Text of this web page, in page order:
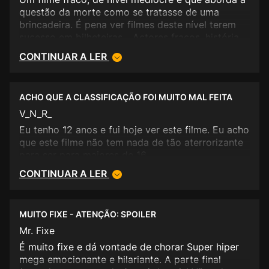
questão da morte como se tratasse de uma
brincadeira. É pena ver filmes deste nível terem
tempo!
CONTINUAR A LER
ACHO QUE A CLASSIFICAÇÃO FOI MUITO MAL FEITA
V_N_R_
Eu tenho 12 anos e fui hoje ver este filme. Eu acho
que este filme não tem nada de tão aterrorizante
CONTINUAR A LER
MUITO FIXE - ATENÇÃO: SPOILER
Mr. Fixe
É muito fixe e dá vontade de chorar Super hiper
mega emocionante e hilariante. A parte final